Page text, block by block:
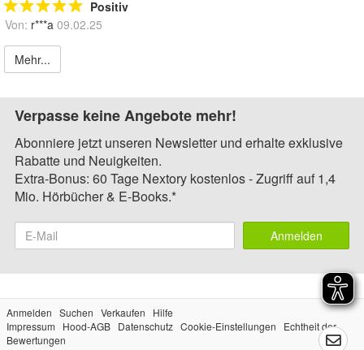
Positiv
Von: r***a 09.02.25
Mehr...
Verpasse keine Angebote mehr!
Abonniere jetzt unseren Newsletter und erhalte exklusive
Rabatte und Neuigkeiten.
Extra-Bonus: 60 Tage Nextory kostenlos - Zugriff auf 1,4
Mio. Hörbücher & E-Books.*
Anmelden
Anmelden Suchen Verkaufen
Hilfe
Impressum
Hood-AGB Datenschutz Cookie-Einstellungen
Echtheit der
Bewertungen